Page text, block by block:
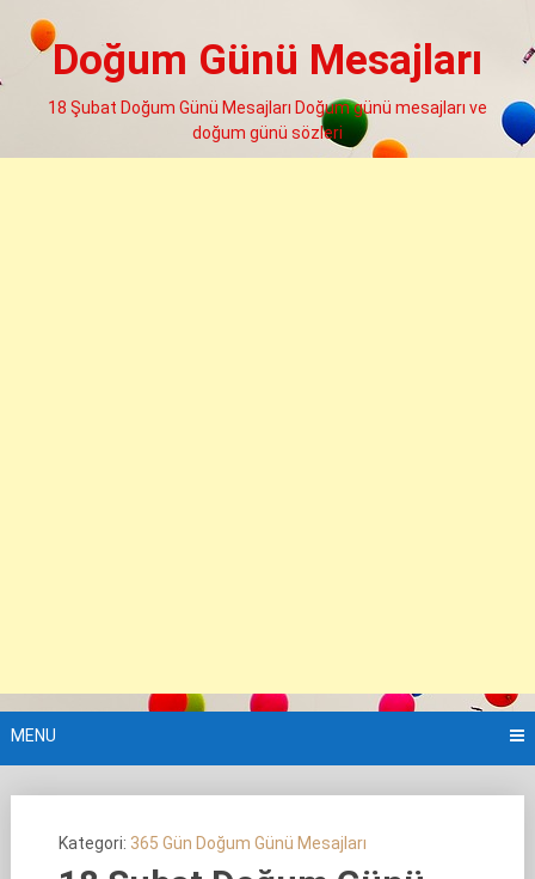
Doğum Günü Mesajları
18 Şubat Doğum Günü Mesajları Doğum günü mesajları ve
doğum günü sözleri
MENU
Kategori: 365 Gün Doğum Günü Mesajları